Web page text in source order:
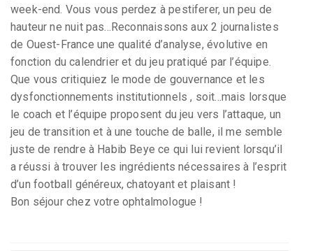
week-end. Vous vous perdez à pestiferer, un peu de
hauteur ne nuit pas...Reconnaissons aux 2 journalistes
de Ouest-France une qualité d’analyse, évolutive en
fonction du calendrier et du jeu pratiqué par l’équipe.
Que vous critiquiez le mode de gouvernance et les
dysfonctionnements institutionnels , soit...mais lorsque
le coach et l’équipe proposent du jeu vers l’attaque, un
jeu de transition et à une touche de balle, il me semble
juste de rendre à Habib Beye ce qui lui revient lorsqu’il
a réussi à trouver les ingrédients nécessaires à l’esprit
d’un football généreux, chatoyant et plaisant !
Bon séjour chez votre ophtalmologue !